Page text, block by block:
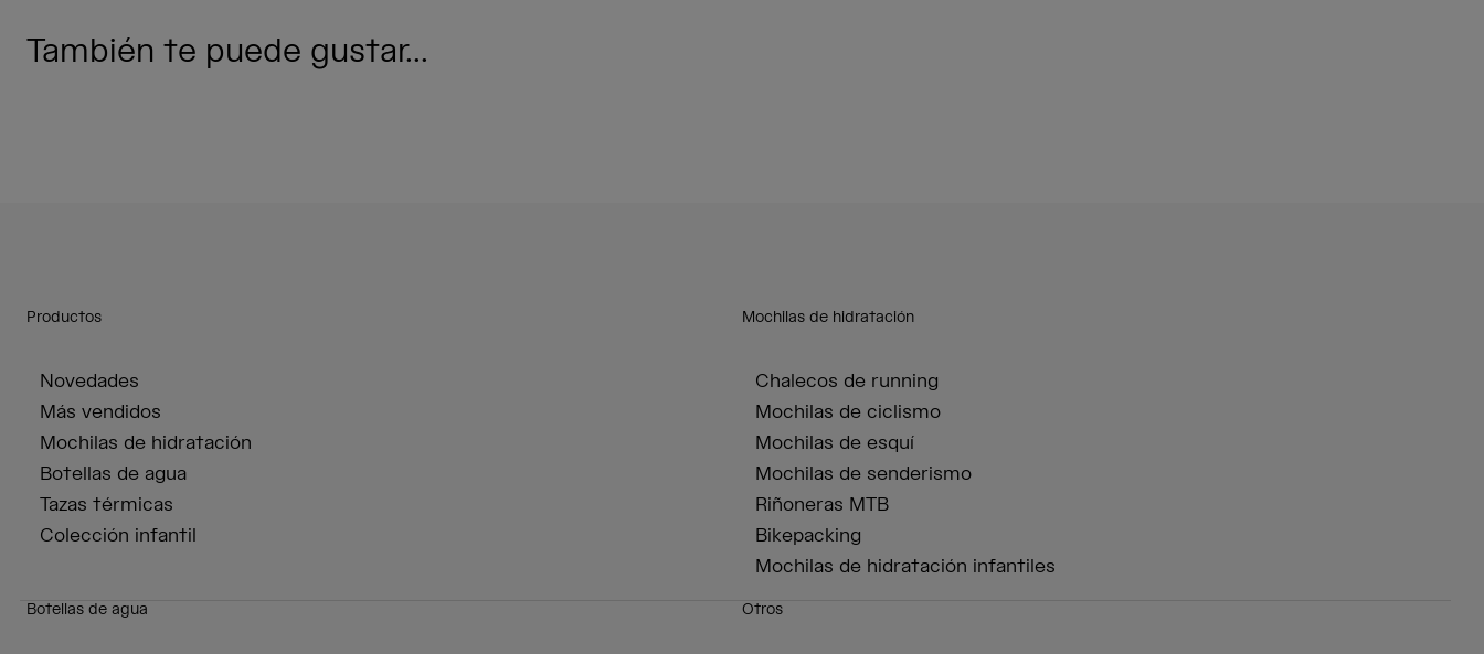
También te puede gustar...
Productos
Novedades
Más vendidos
Mochilas de hidratación
Botellas de agua
Tazas térmicas
Colección infantil
Mochilas de hidratación
Chalecos de running
Mochilas de ciclismo
Mochilas de esquí
Mochilas de senderismo
Riñoneras MTB
Bikepacking
Mochilas de hidratación infantiles
Botellas de agua Otros